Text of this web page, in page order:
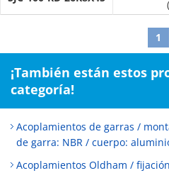
(
1
¡También están estos
categoría!
Acoplamientos de garras /
de garra: NBR / cuerpo:
Acoplamientos Oldham /